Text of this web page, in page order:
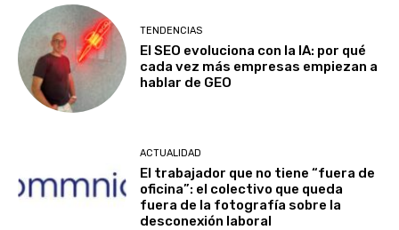
TENDENCIAS
El SEO evoluciona con la IA: por qué
cada vez más empresas empiezan a
hablar de GEO
ACTUALIDAD
El trabajador que no tiene “fuera de
oficina”: el colectivo que queda
fuera de la fotografía sobre la
desconexión laboral